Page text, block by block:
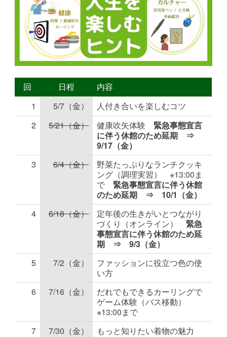
回 日程
内容
1
5/7（金）
人付き合いを楽しむコツ
2
5/21（金） 健康吹矢体験 緊急事態宣言
に伴う休館のため延期 ⇒
9/17（金）
3
6/4（金）
野菜たっぷりなランチクッキ
ング（調理実習） ※13:00ま
で 緊急事態宣言に伴う休館
のため延期 ⇒ 10/1（金）
4
6/18（金）
定年後の生きがいとつながり
づくり（オンライン） 緊急
事態宣言に伴う休館のため延
期 ⇒ 9/3（金）
5
7/2（金）
ファッションに役立つ色の使
い方
6
7/16（金）
だれでもできるカーリングで
ゲーム体験（バス移動）
※13:00まで
7
7/30（金）
もっと知りたい着物の魅力